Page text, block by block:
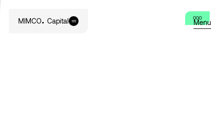
MIMCO Capital Menu
000